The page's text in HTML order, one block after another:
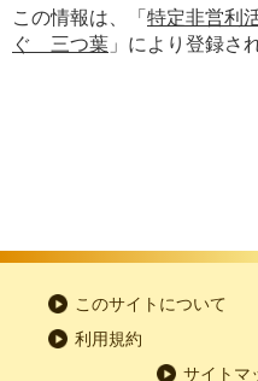
この情報は、「 特定非営利
ぐ 三つ葉 」により登録さ
このサイトについて
利用規約
サイトマ